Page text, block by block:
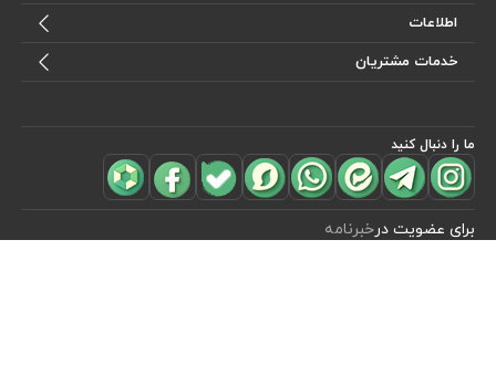
مشاهده محصولات(1)
اطلاعات
خدمات مشتریان
ما را دنبال کنید
برای عضویت درخبرنامه